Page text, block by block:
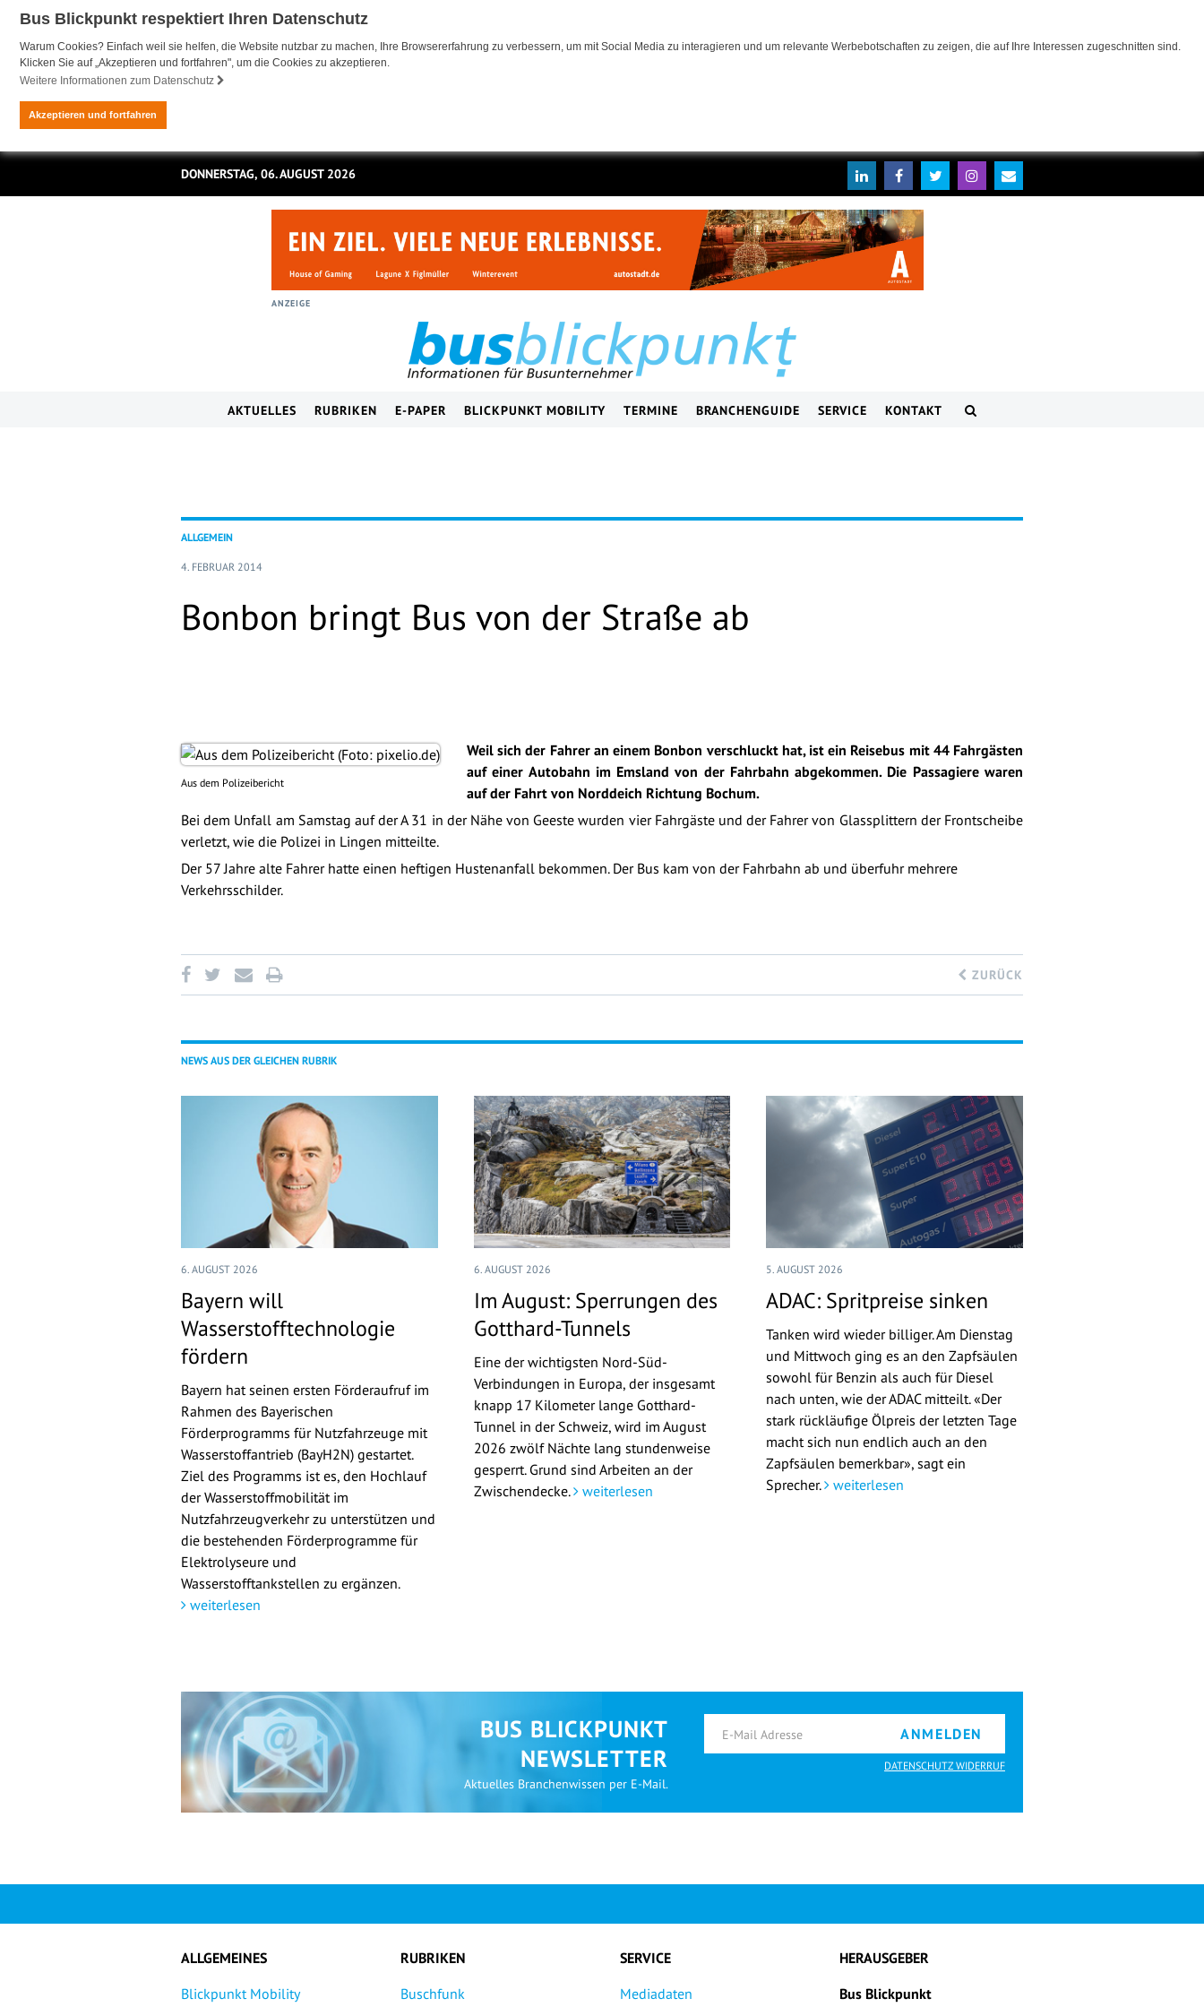
Bus Blickpunkt respektiert Ihren Datenschutz
Warum Cookies? Einfach weil sie helfen, die Website nutzbar zu machen, Ihre Browsererfahrung zu verbessern, um mit Social Media zu interagieren und um relevante Werbebotschaften zu zeigen, die auf Ihre Interessen zugeschnitten sind.
Klicken Sie auf „Akzeptieren und fortfahren", um die Cookies zu akzeptieren.
Weitere Informationen zum Datenschutz
Akzeptieren und fortfahren
DONNERSTAG, 06. AUGUST 2026
ANZEIGE
AKTUELLES RUBRIKEN E-PAPER BLICKPUNKT MOBILITY TERMINE BRANCHENGUIDE SERVICE KONTAKT
ALLGEMEIN
4. FEBRUAR 2014
Bonbon bringt Bus von der Straße ab
Aus dem Polizeibericht
Weil sich der Fahrer an einem Bonbon verschluckt hat, ist ein Reisebus mit 44 Fahrgästen
auf einer Autobahn im Emsland von der Fahrbahn abgekommen. Die Passagiere waren
auf der Fahrt von Norddeich Richtung Bochum.
Bei dem Unfall am Samstag auf der A 31 in der Nähe von Geeste wurden vier Fahrgäste und der Fahrer von Glassplittern der Frontscheibe
verletzt, wie die Polizei in Lingen mitteilte.
Der 57 Jahre alte Fahrer hatte einen heftigen Hustenanfall bekommen. Der Bus kam von der Fahrbahn ab und überfuhr mehrere
Verkehrsschilder.
ZURÜCK
NEWS AUS DER GLEICHEN RUBRIK
6. AUGUST 2026
Bayern will
Wasserstofftechnologie
fördern
Bayern hat seinen ersten Förderaufruf im
Rahmen des Bayerischen
Förderprogramms für Nutzfahrzeuge mit
Wasserstoffantrieb (BayH2N) gestartet.
Ziel des Programms ist es, den Hochlauf
der Wasserstoffmobilität im
Nutzfahrzeugverkehr zu unterstützen und
die bestehenden Förderprogramme für
Elektrolyseure und
Wasserstofftankstellen zu ergänzen.
weiterlesen
6. AUGUST 2026
Im August: Sperrungen des
Gotthard-Tunnels
Eine der wichtigsten Nord-Süd-
Verbindungen in Europa, der insgesamt
knapp 17 Kilometer lange Gotthard-
Tunnel in der Schweiz, wird im August
2026 zwölf Nächte lang stundenweise
gesperrt. Grund sind Arbeiten an der
Zwischendecke. weiterlesen
5. AUGUST 2026
ADAC: Spritpreise sinken
Tanken wird wieder billiger. Am Dienstag
und Mittwoch ging es an den Zapfsäulen
sowohl für Benzin als auch für Diesel
nach unten, wie der ADAC mitteilt. «Der
stark rückläufige Ölpreis der letzten Tage
macht sich nun endlich auch an den
Zapfsäulen bemerkbar», sagt ein
Sprecher. weiterlesen
BUS BLICKPUNKT
NEWSLETTER
Aktuelles Branchenwissen per E-Mail.
ANMELDEN
DATENSCHUTZ WIDERRUF
ALLGEMEINES
Blickpunkt Mobility
RUBRIKEN
Buschfunk
SERVICE
Mediadaten
HERAUSGEBER
Bus Blickpunkt